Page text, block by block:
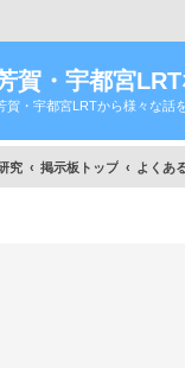
賀・宇都宮
賀・宇都宮LRTから様々な話
究 掲示板トップ よくあ